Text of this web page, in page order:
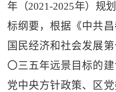
年 （2021-2025年） 规
标纲要， 根据《中共
国民经济和社会发展
〇三五年远景目标的建
党中央方针政策、区党